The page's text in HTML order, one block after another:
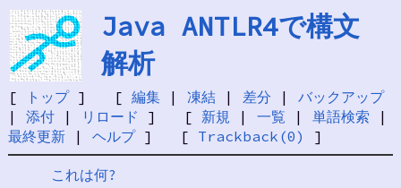
Java ANTLR4で構文
解析
[ トップ] [ 編集| 凍結| 差分 | バックアップ
| 添付| リロード ] [ 新規 | 一覧 | 単語検索 |
最終更新| ヘルプ] [ Trackback(0) ]
これは何?